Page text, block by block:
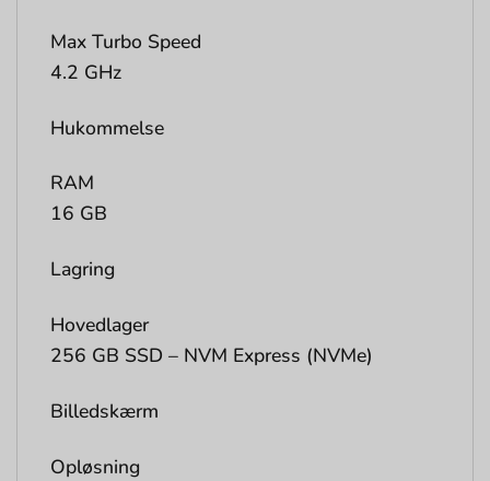
Max Turbo Speed
4.2 GHz
Hukommelse
RAM
16 GB
Lagring
Hovedlager
256 GB SSD – NVM Express (NVMe)
Billedskærm
Opløsning